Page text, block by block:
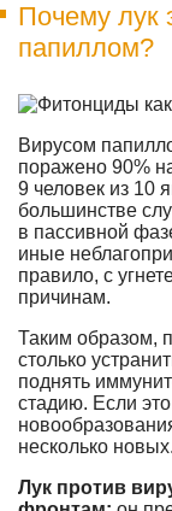
Почему лук
папиллом?
Вирусом
поражено 90%
9 человек из 10
большинстве
в пассивной
иные
правило, с
причинам.
Таким образом,
столько
поднять
стадию. Если
несколько новых.
Лук против